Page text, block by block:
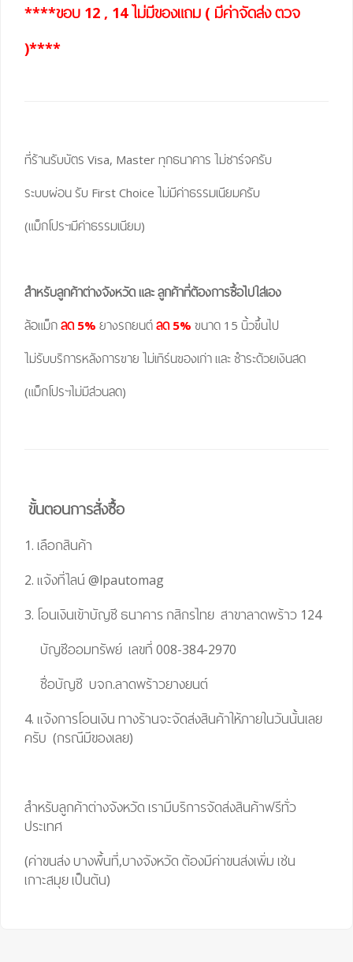
****ขอบ 12 , 14 ไม่มีของแถม ( มีค่าจัดส่ง ตวจ
)****
ที่ร้านรับบัตร Visa, Master ทุกธนาคาร ไม่ชาร์จครับ
ระบบผ่อน รับ First Choice ไม่มีค่าธรรมเนียมครับ
(แม็กโปรฯมีค่าธรรมเนียม)
สำหรับลูกค้าต่างจังหวัด และ ลูกค้าที่ต้องการซื้อไปใส่เอง
ล้อแม็ก ลด 5% ยางรถยนต์ ลด 5% ขนาด 15 นิ้วขึ้นไป
ไม่รับบริการหลังการขาย ไม่เทิร์นของเก่า และ ชำระด้วยเงินสด
(แม็กโปรฯไม่มีส่วนลด)
ขั้นตอนการสั่งซื้อ
1. เลือกสินค้า
2. แจ้งที่ไลน์ @lpautomag
3. โอนเงินเข้าบัญชี ธนาคาร กสิกรไทย สาขาลาดพร้าว 124
บัญชีออมทรัพย์ เลขที่ 008-384-2970
ชื่อบัญชี บจก.ลาดพร้าวยางยนต์
4. แจ้งการโอนเงิน ทางร้านจะจัดส่งสินค้าให้ภายในวันนั้นเลย
ครับ (กรณีมีของเลย)
สำหรับลูกค้าต่างจังหวัด เรามีบริการจัดส่งสินค้าฟรีทั่ว
ประเทศ
(ค่าขนส่ง บางพื้นที่,บางจังหวัด ต้องมีค่าขนส่งเพิ่ม เช่น
เกาะสมุย เป็นต้น)